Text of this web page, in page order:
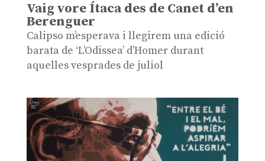
Vaig vore Ítaca des de Canet d’en
Berenguer
Calipso m’esperava i llegirem una edició
barata de ‘L’Odissea’ d’Homer durant
aquelles vesprades de juliol